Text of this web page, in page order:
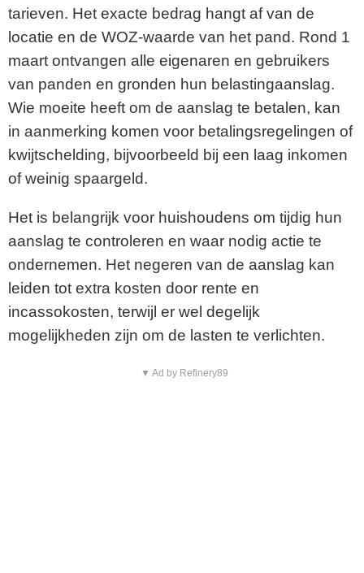
tarieven. Het exacte bedrag hangt af van de
locatie en de WOZ-waarde van het pand. Rond 1
maart ontvangen alle eigenaren en gebruikers
van panden en gronden hun belastingaanslag.
Wie moeite heeft om de aanslag te betalen, kan
in aanmerking komen voor betalingsregelingen of
kwijtschelding, bijvoorbeeld bij een laag inkomen
of weinig spaargeld.
Het is belangrijk voor huishoudens om tijdig hun
aanslag te controleren en waar nodig actie te
ondernemen. Het negeren van de aanslag kan
leiden tot extra kosten door rente en
incassokosten, terwijl er wel degelijk
mogelijkheden zijn om de lasten te verlichten.
▼ Ad by Refinery89